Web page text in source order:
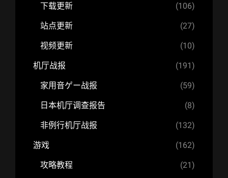
下载更新 (106)
站点更新 (27)
视频更新 (10)
机厅战报 (191)
家用音ゲー战报 (59)
日本机厅调查报告 (8)
非例行机厅战报 (132)
游戏 (162)
攻略教程 (21)